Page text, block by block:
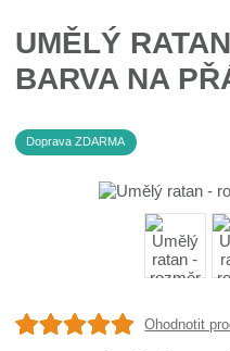
UMĚLÝ
BARVA NA
Doprava ZDARMA
Ohodnotit